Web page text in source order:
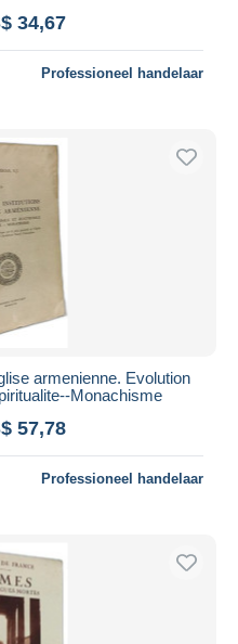
34,67
Professioneel handelaar
armenienne. Evolution
Monachisme
57,78
Professioneel handelaar